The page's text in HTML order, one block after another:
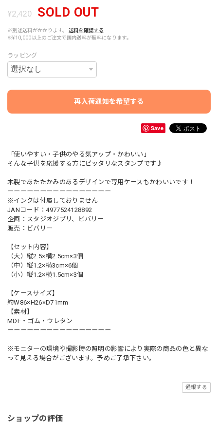
¥2,420 SOLD OUT
※別途送料がかかります。
送料を確認する
※¥10,000以上のご注文で国内送料が無料になります。
ラッピング
再入荷通知を希望する
Save
「使いやすい・子供のやる気アップ・かわいい」
そんな子供を応援する方にピッタリなスタンプです♪
木製であたたかみのあるデザインで専用ケースもかわいいです！
ーーーーーーーーーーーーーーーー
※インクは付属しておりません
JANコード：4977524128892
企画：スタジオジブリ、ビバリー
販売：ビバリー
【セット内容】
（大）縦2.5×横2.5cm×3個
（中）縦1.2×横3cm×6個
（小）縦1.2×横1.5cm×3個
【ケースサイズ】
約W86×H26×D71mm
【素材】
MDF・ゴム・ウレタン
ーーーーーーーーーーーーーーーー
※モニターの環境や撮影時の照明の影響により実際の商品の色と異な
って見える場合がございます。予めご了承下さい。
通報する
ショップの評価